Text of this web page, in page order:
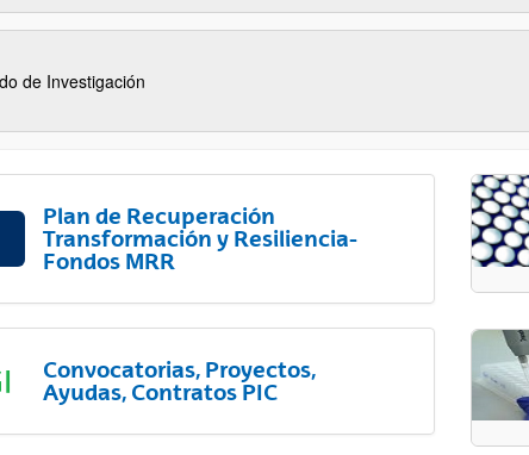
de Investigación
Plan de Recuperación
Transformación y Resiliencia-
Fondos MRR
Convocatorias, Proyectos,
Ayudas, Contratos PIC